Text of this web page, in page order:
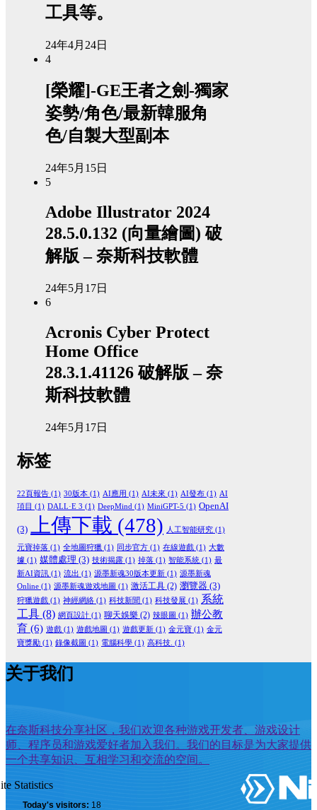
工具等。
24年4月24日
4
[榮耀]-GE王者之劍-獨家
姿勢/角色/最新韓服角
色/自製大型副本
24年5月15日
5
Adobe Illustrator 2024
28.5.0.132 (向量繪圖) 破
解版 – 奈斯科技軟體
24年5月17日
6
Acronis Cyber Protect
Home Office
28.3.1.41126 破解版 – 奈
斯科技軟體
24年5月17日
标签
22頁報告 (1) 30版本 (1) AI應用 (1) AI未來 (1) AI發布 (1) AI
項目 (1) DALL·E 3 (1) DeepMind (1) MiniGPT-5 (1) OpenAI
(3) 上傳下載 (478) 人工智能研究 (1)
元寶掉落 (1) 全地圖狩獵 (1) 同步官方 (1) 在線遊戲 (1) 大數
據 (1) 媒體處理 (3) 技術揭露 (1) 掉落 (1) 智能系統 (1) 最
新AI資訊 (1) 流出 (1) 源墨新魂30版本更新 (1) 源墨新魂
Online (1) 源墨新魂遊戏地圖 (1) 激活工具 (2) 瀏覽器 (3)
狩獵遊戲 (1) 神經網絡 (1) 科技新聞 (1) 科技發展 (1) 系統
工具 (8) 網頁設計 (1) 聊天娛樂 (2) 辣眼圖 (1) 辦公教
育 (6) 遊戲 (1) 遊戲地圖 (1) 遊戲更新 (1) 金元寶 (1) 金元
寶獎勵 (1) 錄像截圖 (1) 電腦科學 (1) 高科技. (1)
关于我们
在奈斯科技分享社区，我们欢迎各种游戏开发者、游戏设计
师、程序员和游戏爱好者加入我们。我们的目标是为大家提供
一个共享知识、互相学习和交流的空间。
Statistics
Today's visitors: 18